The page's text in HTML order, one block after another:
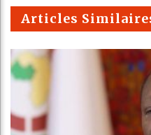
m
Articles